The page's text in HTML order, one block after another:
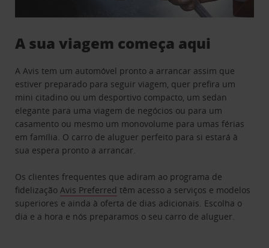
A sua viagem começa aqui
A Avis tem um automóvel pronto a arrancar assim que
estiver preparado para seguir viagem, quer prefira um
mini citadino ou um desportivo compacto, um sedan
elegante para uma viagem de negócios ou para um
casamento ou mesmo um monovolume para umas férias
em família. O carro de aluguer perfeito para si estará à
sua espera pronto a arrancar.
Os clientes frequentes que adiram ao programa de
fidelizaçãoAvis Preferred têm acesso a serviços e modelos
superiores e ainda à oferta de dias adicionais. Escolha o
dia e a hora e nós preparamos o seu carro de aluguer.